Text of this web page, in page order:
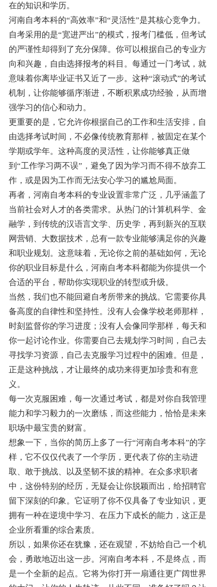
在的知识和学历。
河南自考本科的“高效率”和“灵活性”是其核心竞争力。
自考采用的是“宽进严出”的模式，报考门槛低，但考试
的严谨性却得到了充分保障。你可以根据自己的专业方
向和兴趣，自由选择报考的科目。每通过一门考试，就
意味着你离毕业证书又近了一步。这种“滚动式”的考试
机制，让你能够循序渐进，不断积累成功经验，从而增
强学习的信心和动力。
更重要的是，它允许你根据自己的工作和生活安排，自
由选择考试时间，不必像传统教育那样，被固定在某个
学期或学年。这种高度的灵活性，让你能够真正做
到“工作学习两不误”，避免了因为学习而不得不放弃工
作，或是因为工作而无法安心学习的尴尬局面。
再者，河南自考本科的专业设置非常广泛，几乎涵盖了
当前社会对人才的各类需求。从热门的计算机科学、金
融学，到传统的汉语言文学、历史学，再到新兴的互联
网营销、大数据技术，总有一款专业能够满足你的兴趣
和职业规划。这意味着，无论你之前的基础如何，无论
你的职业目标是什么，河南自考本科都能为你提供一个
合适的平台，帮助你实现职业的转型或升级。
当然，我们也不能回避自考所带来的挑战。它需要你具
备高度的自律性和坚持性。没有人会像学校老师那样，
时刻监督你的学习进度；没有人会像同学那样，每天和
你一起讨论作业。你需要自己去规划学习时间，自己去
寻找学习资源，自己去克服学习过程中的困难。但是，
正是这种挑战，才让最终的成功来得更加珍贵和有意
义。
每一次克服困难，每一次通过考试，都是对你自我管理
能力和学习毅力的一次磨练，而这些能力，恰恰是未来
职场中最宝贵的财富。
想象一下，当你的简历上多了一行“河南自考本科”的字
样，它不仅仅代表了一个学历，更代表了你的主动进
取、敢于挑战、以及坚韧不拔的精神。在众多求职者
中，这份特别的经历，无疑会让你脱颖而出，给招聘官
留下深刻的印象。它证明了你不仅具备了专业知识，更
拥有一种在逆境中学习、在压力下成长的能力，这正是
企业所看重的综合素质。
所以，如果你还在犹豫，还在观望，不妨给自己一个机
会，勇敢地迈出这一步。河南自考本科，不是终点，而
是一个全新的起点。它将为你打开一扇通往更广阔世界